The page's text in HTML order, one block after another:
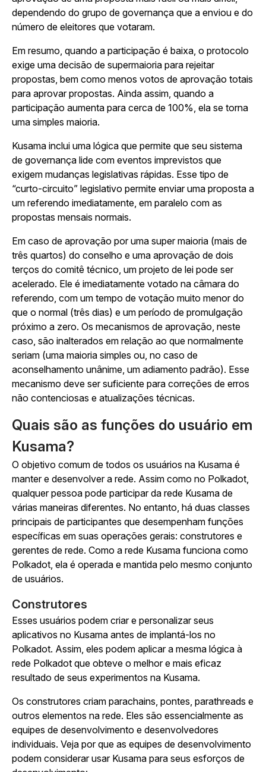
dependendo do grupo de governança que a enviou e do
número de eleitores que votaram.
Em resumo, quando a participação é baixa, o protocolo
exige uma decisão de supermaioria para rejeitar
propostas, bem como menos votos de aprovação totais
para aprovar propostas. Ainda assim, quando a
participação aumenta para cerca de 100%, ela se torna
uma simples maioria.
Kusama inclui uma lógica que permite que seu sistema
de governança lide com eventos imprevistos que
exigem mudanças legislativas rápidas. Esse tipo de
“curto-circuito” legislativo permite enviar uma proposta a
um referendo imediatamente, em paralelo com as
propostas mensais normais.
Em caso de aprovação por uma super maioria (mais de
três quartos) do conselho e uma aprovação de dois
terços do comitê técnico, um projeto de lei pode ser
acelerado. Ele é imediatamente votado na câmara do
referendo, com um tempo de votação muito menor do
que o normal (três dias) e um período de promulgação
próximo a zero. Os mecanismos de aprovação, neste
caso, são inalterados em relação ao que normalmente
seriam (uma maioria simples ou, no caso de
aconselhamento unânime, um adiamento padrão). Esse
mecanismo deve ser suficiente para correções de erros
não contenciosas e atualizações técnicas.
Quais são as funções do usuário em
Kusama?
O objetivo comum de todos os usuários na Kusama é
manter e desenvolver a rede. Assim como no Polkadot,
qualquer pessoa pode participar da rede Kusama de
várias maneiras diferentes. No entanto, há duas classes
principais de participantes que desempenham funções
específicas em suas operações gerais: construtores e
gerentes de rede. Como a rede Kusama funciona como
Polkadot, ela é operada e mantida pelo mesmo conjunto
de usuários.
Construtores
Esses usuários podem criar e personalizar seus
aplicativos no Kusama antes de implantá-los no
Polkadot. Assim, eles podem aplicar a mesma lógica à
rede Polkadot que obteve o melhor e mais eficaz
resultado de seus experimentos na Kusama.
Os construtores criam parachains, pontes, parathreads e
outros elementos na rede. Eles são essencialmente as
equipes de desenvolvimento e desenvolvedores
individuais. Veja por que as equipes de desenvolvimento
podem considerar usar Kusama para seus esforços de